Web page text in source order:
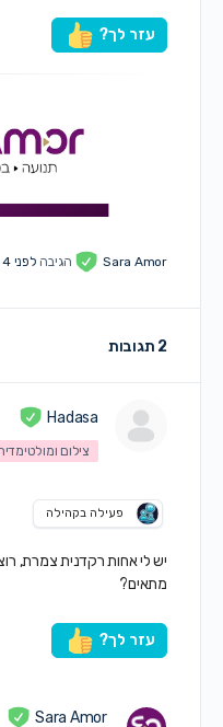
עזר לך?
Sara Amor הגיבהלפני 4 שבועות, 1 יום
2 תגובות
Hadasa
צילום ומולטימדיה
פעילה בקהילה
מתאים?
עזר לך?
Sara Amor